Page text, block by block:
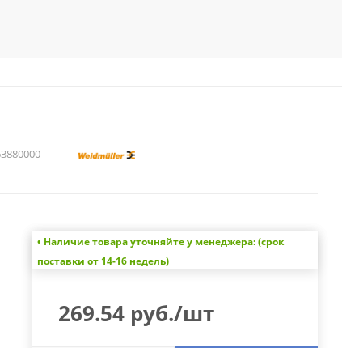
• Наличие товара уточняйте у менеджера: (срок
поставки от 14-16 недель)
269.54руб./шт